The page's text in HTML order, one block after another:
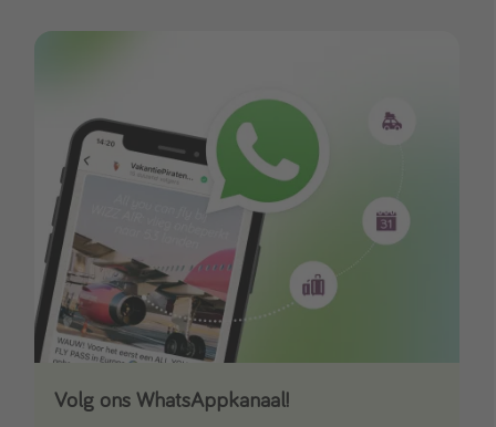
All inclusive vakantie in Griekenland
Volg ons WhatsAppkanaal!
Download onze app